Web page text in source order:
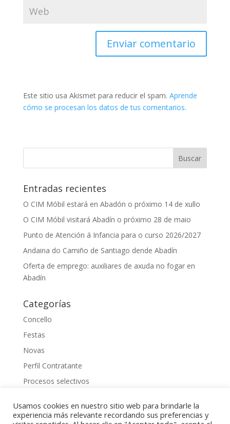
Este sitio usa Akismet para reducir el spam. Aprende
cómo se procesan los datos de tus comentarios.
Entradas recientes
O CIM Móbil estará en Abadón o próximo 14 de xullo
O CIM Móbil visitará Abadín o próximo 28 de maio
Punto de Atención á Infancia para o curso 2026/2027
Andaina do Camiño de Santiago dende Abadín
Oferta de emprego: auxiliares de axuda no fogar en
Abadín
Categorías
Concello
Festas
Novas
Perfil Contratante
Procesos selectivos
Usamos cookies en nuestro sitio web para brindarle la
experiencia más relevante recordando sus preferencias y